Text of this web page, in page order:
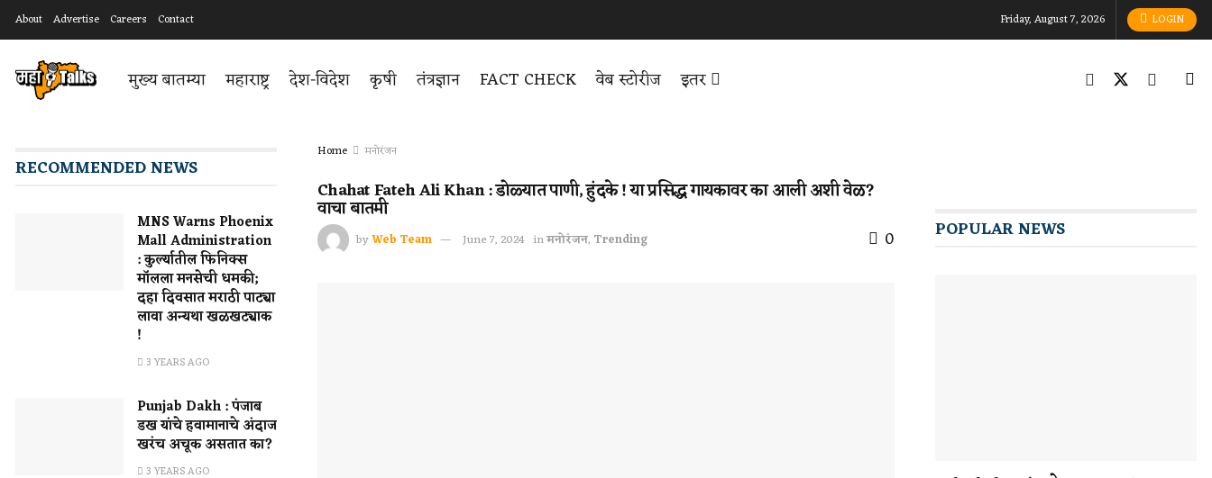
About Advertise Careers Contact Friday, August 7, 2026 LOGIN
मुख्य बातम्या महाराष्ट्र देश-विदेश कृषी तंत्रज्ञान FACT CHECK वेब स्टोरीज इतर
Home मनोरंजन
Chahat Fateh Ali Khan : डोळ्यात पाणी, हुंदके ! या प्रसिद्ध गायकावर का आली अशी वेळ?
वाचा बातमी
byWeb Team June 7, 2024 inमनोरंजन, Trending 0
RECOMMENDED NEWS
MNS Warns Phoenix
Mall Administration
: कुर्ल्यातील फिनिक्स
मॉलला मनसेची धमकी;
दहा दिवसात मराठी पाट्या
लावा अन्यथा खळखट्याक
!
3 YEARS AGO
Punjab Dakh : पंजाब
डख यांचे हवामानाचे अंदाज
खरंच अचूक असतात का?
3 YEARS AGO
POPULAR NEWS